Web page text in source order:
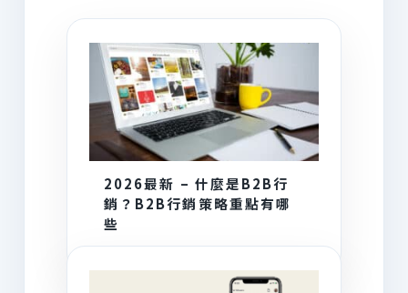
2026最新 – 什麼是B2B行
銷？B2B行銷策略重點有哪
些